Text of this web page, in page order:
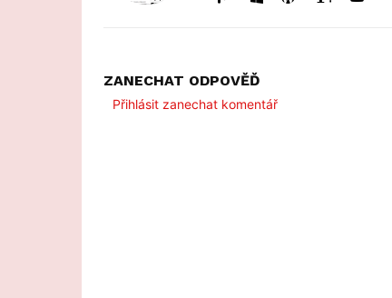
ZANECHAT ODPOVĚĎ
Přihlásit zanechat komentář